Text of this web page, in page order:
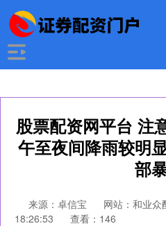
股票配资网平台 注
午至夜间降雨较明
部
来源：卓信宝 网站：和业众
18:26:53
查看：146